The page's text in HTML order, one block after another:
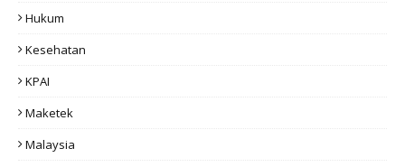
Hukum
Kesehatan
KPAI
Maketek
Malaysia